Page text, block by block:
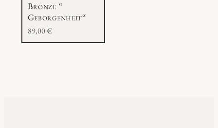
Bronze “
Geborgenheit“
89,00€